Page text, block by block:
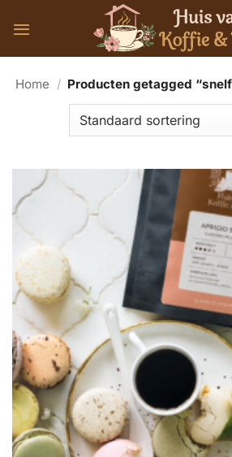
naar
Home / Producten getagged